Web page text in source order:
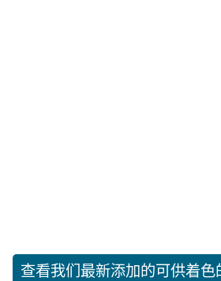
查看我们最新添加的可供着色